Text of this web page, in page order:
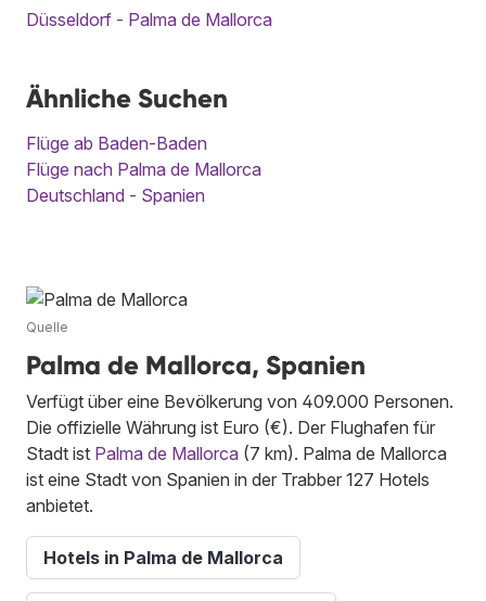
Düsseldorf - Palma de Mallorca
Ähnliche Suchen
Flüge ab Baden-Baden
Flüge nach Palma de Mallorca
Deutschland - Spanien
Quelle
Palma de Mallorca, Spanien
Verfügt über eine Bevölkerung von 409.000 Personen.
Die offizielle Währung ist Euro (€). Der Flughafen für
Stadt ist Palma de Mallorca (7 km). Palma de Mallorca
ist eine Stadt von Spanien in der Trabber 127 Hotels
anbietet.
Hotels in Palma de Mallorca